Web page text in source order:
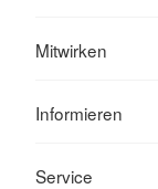
Mitwirken
Informieren
Service